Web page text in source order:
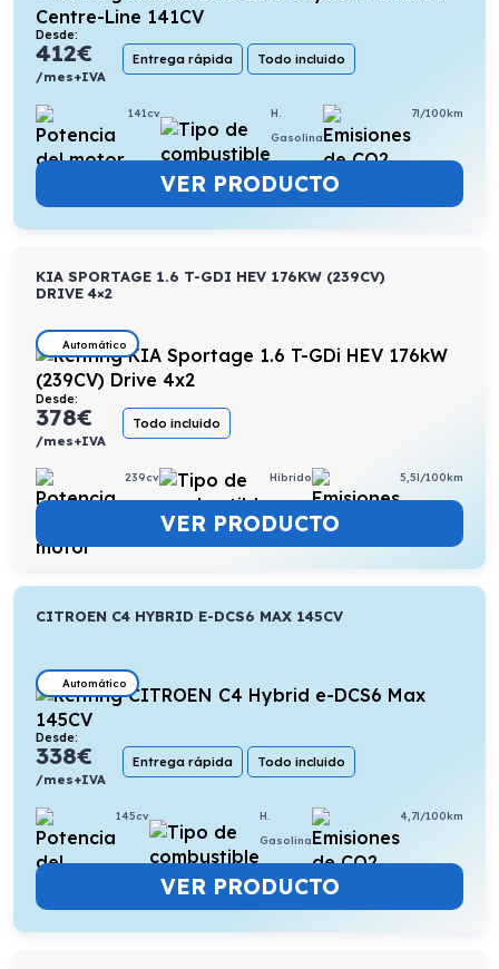
Desde:
412€
/mes+IVA
Entrega rápida Todo incluido
141cv
H.
Gasolina
7l/100km
VER PRODUCTO
KIA SPORTAGE 1.6 T-GDI HEV 176KW (239CV)
DRIVE 4×2
Automático
Desde:
378€
/mes+IVA
Todo incluido
239cv Híbrido 5,5l/100km
VER PRODUCTO
CITROEN C4 HYBRID E-DCS6 MAX 145CV
Automático
Desde:
338€
/mes+IVA
Entrega rápida Todo incluido
145cv
H.
Gasolina
4,7l/100km
VER PRODUCTO